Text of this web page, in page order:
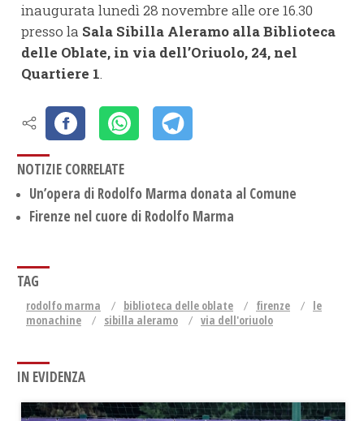
inaugurata lunedì 28 novembre alle ore 16.30
presso la Sala Sibilla Aleramo alla Biblioteca
delle Oblate, in via dell’Oriuolo, 24, nel
Quartiere 1.
NOTIZIE CORRELATE
Un’opera di Rodolfo Marma donata al Comune
Firenze nel cuore di Rodolfo Marma
TAG
rodolfo marma biblioteca delle oblate firenze
le
monachine
sibilla aleramo via dell'oriuolo
IN EVIDENZA